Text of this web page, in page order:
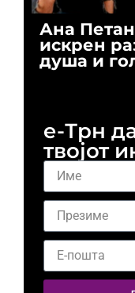
Ана
искрен
душа и
е-Трн
твојот